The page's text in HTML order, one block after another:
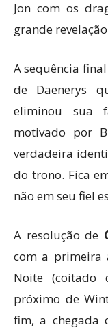
Jon com os
grande
A sequência
de Daenerys
eliminou sua
motivado por
verdadeira
do trono. Fica
não em seu fiel
A resolução de
com a primeira
Noite (coitado
próximo de
fim, a chegada